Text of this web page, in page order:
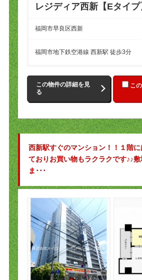
レジディア西新【Eタイプ
福岡市早良区西新
福岡市地下鉄空港線 西新駅 徒歩3分
この物件の詳細を見
る
こ
西新駅すぐのマンション！！１階
ておりお買い物もラクラクです♪♪
ま･･･